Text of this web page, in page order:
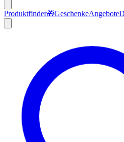
Produktfinder🎁GeschenkeAngebote